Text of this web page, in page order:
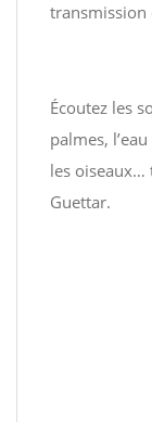
transmission
Écoutez les
palmes,
les oiseaux…
Guettar.